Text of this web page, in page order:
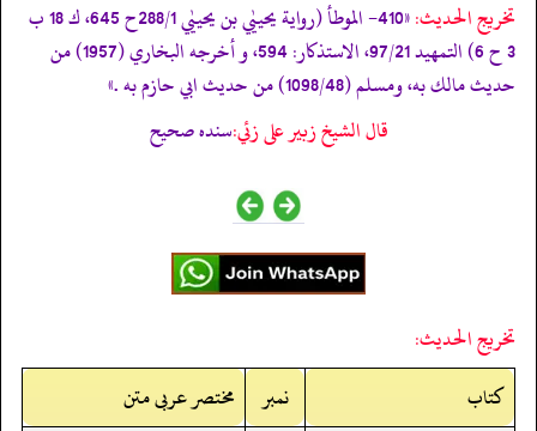
تخریج الحدیث:
«410- الموطأ (رواية يحييٰي بن يحييٰي 288/1ح 645، ك 18 ب
3 ح 6) التمهيد 97/21، الاستذكار: 594، و أخرجه البخاري (1957) من
حديث مالك به، ومسلم (1098/48) من حديث ابي حازم به .»
قال الشيخ زبير على زئي:سنده صحيح
تخريج الحديث:
کتاب
نمبر
مختصر عربی متن